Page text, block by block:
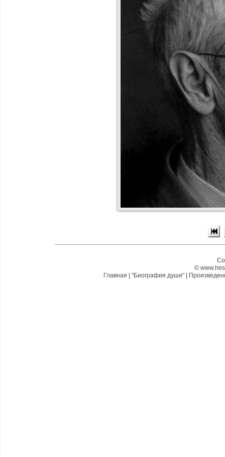
©
Главная
"Биография души"